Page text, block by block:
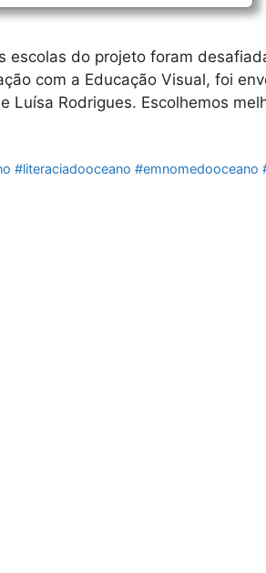
escolas do projeto foram
com a Educação Visual, foi
Luísa Rodrigues. Escolhemos
#literaciadooceano #emnomedooceano